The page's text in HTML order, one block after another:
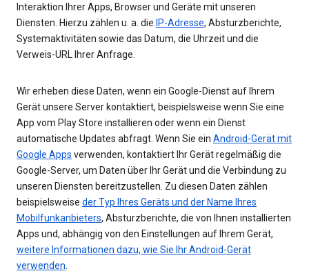
Interaktion Ihrer Apps, Browser und Geräte mit unseren
Diensten. Hierzu zählen u. a. die IP-Adresse, Absturzberichte,
Systemaktivitäten sowie das Datum, die Uhrzeit und die
Verweis-URL Ihrer Anfrage.
Wir erheben diese Daten, wenn ein Google-Dienst auf Ihrem
Gerät unsere Server kontaktiert, beispielsweise wenn Sie eine
App vom Play Store installieren oder wenn ein Dienst
automatische Updates abfragt. Wenn Sie ein Android-Gerät mit
Google Apps verwenden, kontaktiert Ihr Gerät regelmäßig die
Google-Server, um Daten über Ihr Gerät und die Verbindung zu
unseren Diensten bereitzustellen. Zu diesen Daten zählen
beispielsweise der Typ Ihres Geräts und der Name Ihres
Mobilfunkanbieters, Absturzberichte, die von Ihnen installierten
Apps und, abhängig von den Einstellungen auf Ihrem Gerät,
weitere Informationen dazu, wie Sie Ihr Android-Gerät
verwenden.